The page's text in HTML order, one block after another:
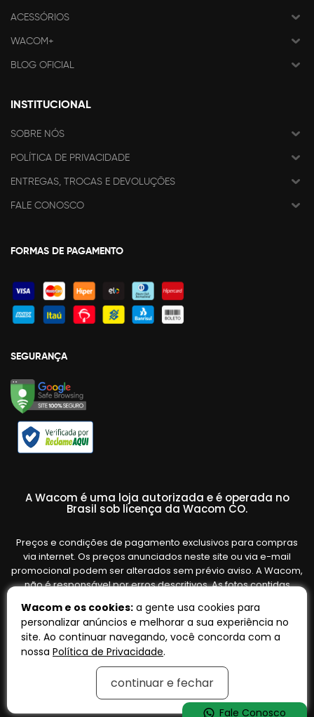
ACESSÓRIOS
WACOM+
BLOG OFICIAL
INSTITUCIONAL
SOBRE NÓS
POLÍTICA DE PRIVACIDADE
ENTREGAS, TROCAS E DEVOLUÇÕES
FALE CONOSCO
FORMAS DE PAGAMENTO
SEGURANÇA
A Wacom é uma loja autorizada e é operada no
Brasil sob licença da Wacom CO.
Preços e condições de pagamento exclusivos para compras
via internet. Os preços anunciados neste site ou via e-mail
promocional podem ser alterados sem prévio aviso. A Wacom,
não é responsável por erros descritivos. As fotos contidas
variar de acordo com o fornecedor/lote do fabricante. Ofertas
válidas até o término de nossos estoques. Vendas sujeitas à
análise e confirmação de dados.
OpenK
Wacom e os cookies: a gente usa cookies para
personalizar anúncios e melhorar a sua experiência no
site. Ao continuar navegando, você concorda com a
nossa Política de Privacidade.
continuar e fechar
Fale Conosco